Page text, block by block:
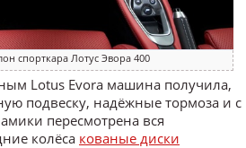
спорткара Лотус Эвора 400
Lotus Evora машина получила,
подвеску, надёжные тормоза и с
пересмотрена вся
колёса кованые диски